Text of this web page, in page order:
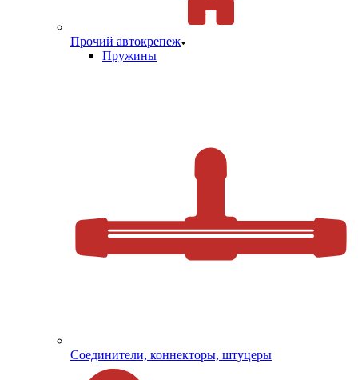
Прочий автокрепеж
Пружины
Соединители, коннекторы, штуцеры